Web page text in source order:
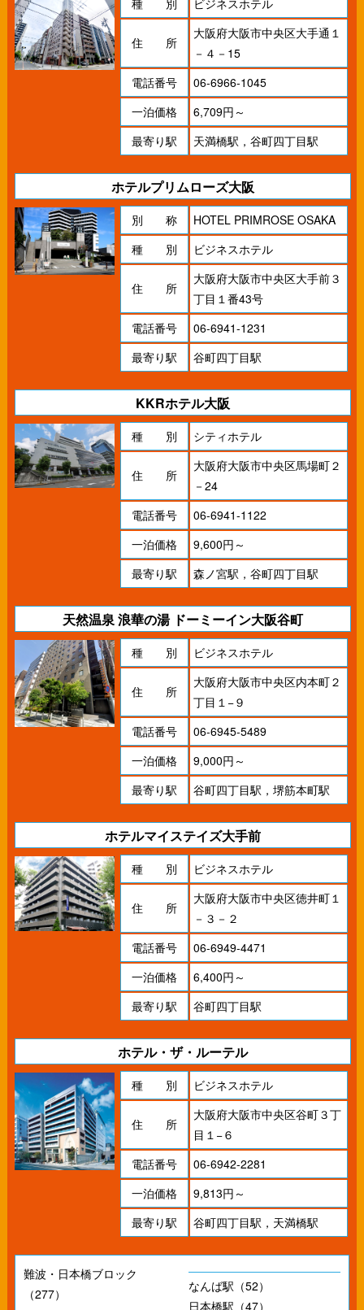
種 別 ビジネスホテル
住 所
大阪府大阪市中央区大手通１
－４－15
電話番号
06-6966-1045
一泊価格
6,709円～
最寄り駅
天満橋駅，谷町四丁目駅
ホテルプリムローズ大阪
別 称
HOTEL PRIMROSE OSAKA
種 別
ビジネスホテル
住 所
大阪府大阪市中央区大手前３
丁目１番43号
電話番号
06-6941-1231
最寄り駅
谷町四丁目駅
KKRホテル大阪
種 別 シティホテル
住 所
大阪府大阪市中央区馬場町２
－24
電話番号
06-6941-1122
一泊価格
9,600円～
最寄り駅
森ノ宮駅，谷町四丁目駅
天然温泉 浪華の湯 ドーミーイン大阪谷町
種 別 ビジネスホテル
住 所
大阪府大阪市中央区内本町２
丁目１−９
電話番号
06-6945-5489
一泊価格
9,000円～
最寄り駅
谷町四丁目駅，堺筋本町駅
ホテルマイステイズ大手前
種 別 ビジネスホテル
住 所
大阪府大阪市中央区徳井町１
－３－２
電話番号
06-6949-4471
一泊価格
6,400円～
最寄り駅
谷町四丁目駅
ホテル・ザ・ルーテル
種 別 ビジネスホテル
住 所
大阪府大阪市中央区谷町３丁
目１−６
電話番号
06-6942-2281
一泊価格
9,813円～
最寄り駅
谷町四丁目駅，天満橋駅
難波・日本橋ブロック
（277）
なんば駅（52）
日本橋駅（47）